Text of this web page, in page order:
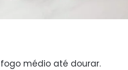
médio até dourar.